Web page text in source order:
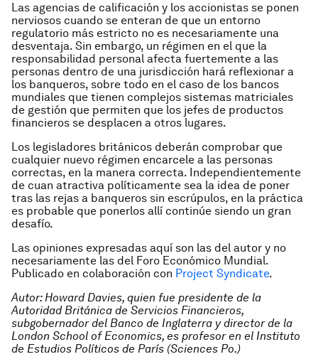
Las agencias de calificación y los accionistas se ponen
nerviosos cuando se enteran de que un entorno
regulatorio más estricto no es necesariamente una
desventaja. Sin embargo, un régimen en el que la
responsabilidad personal afecta fuertemente a las
personas dentro de una jurisdicción hará reflexionar a
los banqueros, sobre todo en el caso de los bancos
mundiales que tienen complejos sistemas matriciales
de gestión que permiten que los jefes de productos
financieros se desplacen a otros lugares.
Los legisladores británicos deberán comprobar que
cualquier nuevo régimen encarcele a las personas
correctas, en la manera correcta. Independientemente
de cuan atractiva políticamente sea la idea de poner
tras las rejas a banqueros sin escrúpulos, en la práctica
es probable que ponerlos allí continúe siendo un gran
desafío.
Las opiniones expresadas aquí son las del autor y no
necesariamente las del Foro Económico Mundial.
Publicado en colaboración con Project Syndicate.
Autor: Howard Davies, quien fue presidente de la
Autoridad Británica de Servicios Financieros,
subgobernador del Banco de Inglaterra y director de la
London School of Economics, es profesor en el Instituto
de Estudios Políticos de París (Sciences Po.)